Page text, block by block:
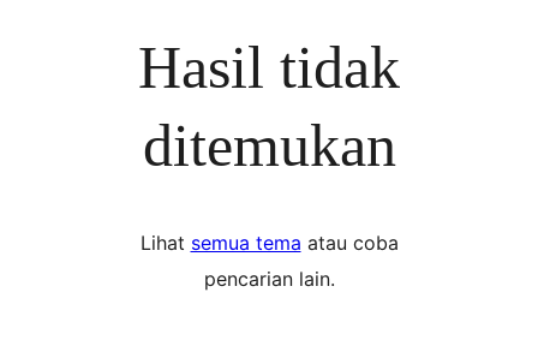
Hasil tidak
ditemukan
Lihat semua tema atau coba
pencarian lain.